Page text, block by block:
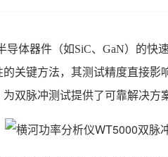
导体器件（如SiC、GaN）的快
关键方法，其测试精度直接影
双脉冲测试提供了可靠解决方